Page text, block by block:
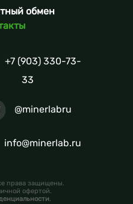
обмен
+7 (903) 330-73-
33
@minerlabru
info@minerlab.ru
права защищены.
офертой.
.